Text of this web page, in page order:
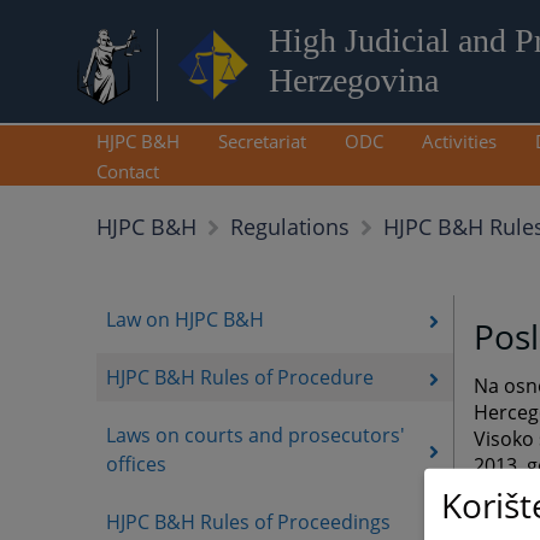
High Judicial and
Herzegovina
HJPC B&H Secretariat ODC Activities
Contact
HJPC B&H Regulations HJPC B&H
Law on HJPC B&H
HJPC B&H Rules of Procedure
Laws on courts and prosecutors'
offices
HJPC B&H Rules of Proceedings
Na
Visoko
2013.